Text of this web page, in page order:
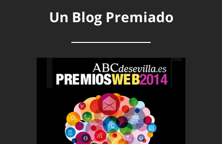
Un Blog Premiado